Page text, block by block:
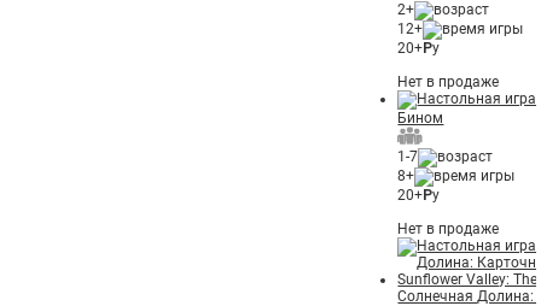
2+
12+
20+Ру
Нет в продаже
Бином
1-7
8+
20+Ру
Нет в продаже
Солнечная Долина: